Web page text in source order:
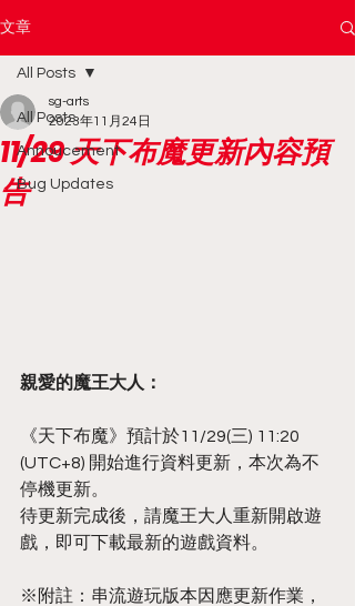
文章
All Posts
Annoucement
Bug Updates
All Posts
11/29 天下布魔更新內容預
告
sg-arts
2023年11月24日
親愛的魔王大人：
《天下布魔》預計於11/29(三) 11:20
(UTC+8) 開始進行資料更新，本次為不
停機更新。
待更新完成後，請魔王大人重新開啟遊
戲，即可下載最新的遊戲資料。
※附註：串流遊玩版本因應更新作業，